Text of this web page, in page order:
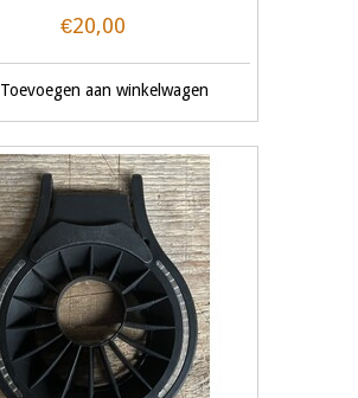
€20,00
Toevoegen aan winkelwagen